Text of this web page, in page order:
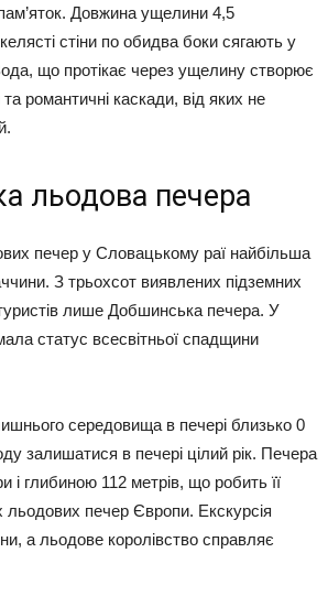
Довжина ущелини 4,5
стіни по обидва боки сягають у
що протікає через ущелину створює
романтичні каскади, від яких не
льодова печера
печер у Словацькому раї найбільша
З трьохсот виявлених підземних
лише Добшинська печера. У
статус всесвітньої спадщини
середовища в печері близько 0
залишатися в печері цілий рік. Печера
і глибиною 112 метрів, що робить її
льодових печер Європи. Екскурсія
а льодове королівство справляє